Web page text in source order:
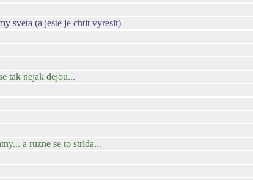
sveta (a jeste je chtit vyresit)
tak nejak dejou...
a ruzne se to strida...